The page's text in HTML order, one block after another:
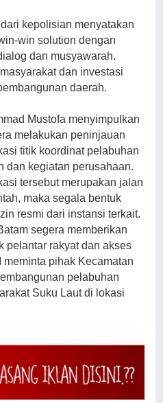
kepolisian menyatakan
win solution dengan
dan musyawarah.
dan investasi
daerah.
Mustofa menyimpulkan
melakukan peninjauan
titik koordinat pelabuhan
dan kegiatan perusahaan.
tersebut merupakan jalan
maka segala bentuk
resmi dari instansi terkait.
segera memberikan
pelantar rakyat dan akses
meminta pihak Kecamatan
pelabuhan
Suku Laut di lokasi